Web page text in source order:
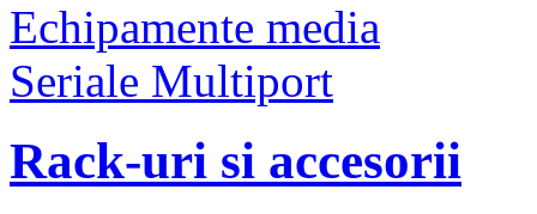
Echipamente media
Seriale Multiport
Rack-uri si accesorii